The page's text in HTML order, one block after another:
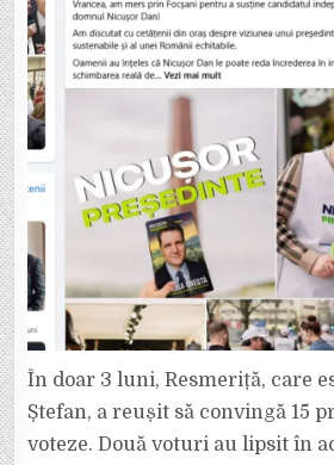
În doar 3 luni, Resmeriță, care
Ștefan, a reușit să convingă 15
voteze. Două voturi au lipsit în